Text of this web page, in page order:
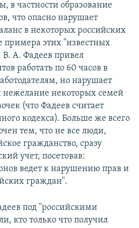
в частности образование
что опасно нарушает
в некоторых российских
примера этих "известных
А. Фадеев привел
работать по 60 часов в
но нарушает
нежелание некоторых семей
(что Фадеев считает
кодекса). Больше же всего
тем, что не все люди,
гражданство, сразу
учет, посетовав:
ведет к нарушению прав и
граждан".
под "российскими
кто только что получил